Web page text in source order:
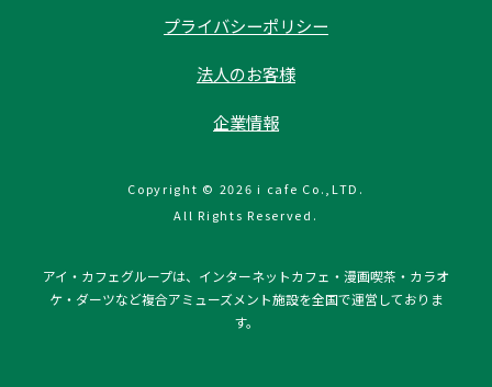
プライバシーポリシー
法人のお客様
企業情報
Copyright © 2026 i cafe Co.,LTD.
All Rights Reserved.
アイ・カフェグループは、インターネットカフェ・漫画喫茶・カラオ
ケ・ダーツなど複合アミューズメント施設を全国で運営しておりま
す。